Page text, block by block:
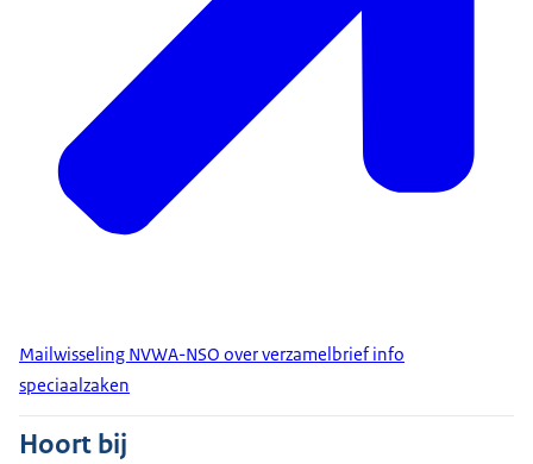
Mailwisseling NVWA-NSO over verzamelbrief info
speciaalzaken
Hoort bij